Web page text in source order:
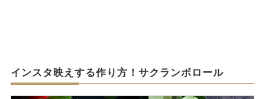
インスタ映えする作り方！サクランボロール